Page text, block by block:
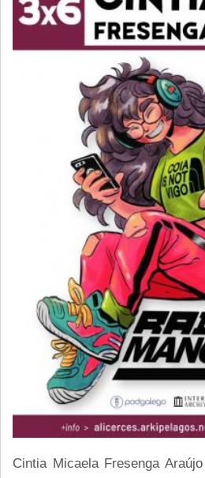
Cintia Micaela Fresenga